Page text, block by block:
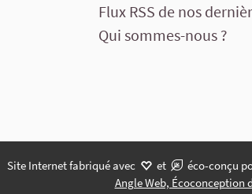
Flux RSS de nos
Qui sommes-nous ?
Site Internet fabriqué avec et
éco-conçu
Angle Web, Écoconception